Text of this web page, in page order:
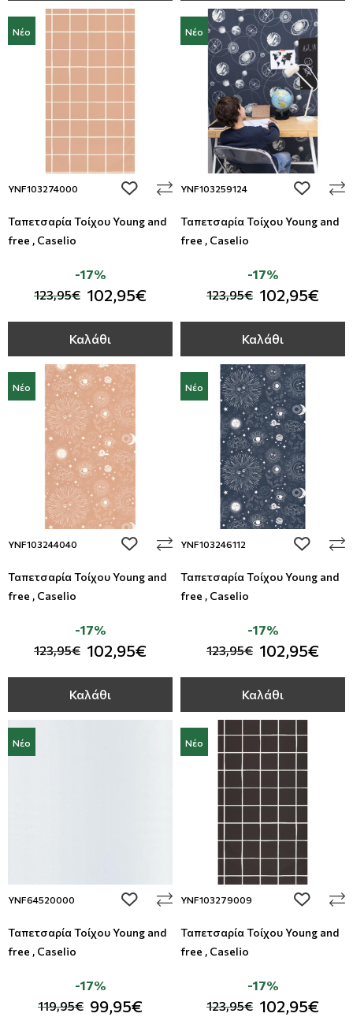
Νέο
YNF103274000 add to wishlist
Ταπετσαρία Τοίχου Young and
free , Caselio
123,95€ 102,95€
-17%
Καλάθι
Νέο
YNF103259124 add to
Ταπετσαρία Τοίχου Young and
free , Caselio
123,95€ 102,95€
-17%
Καλάθι
Νέο
YNF103244040 add to wishlist
Ταπετσαρία Τοίχου Young and
free , Caselio
123,95€ 102,95€
-17%
Καλάθι
Νέο
YNF103246112 add to
Ταπετσαρία Τοίχου Young and
free , Caselio
123,95€ 102,95€
-17%
Καλάθι
Νέο
YNF64520000 add to wishlist
Ταπετσαρία Τοίχου Young and
free , Caselio
119,95€ 99,95€
-17%
Νέο
YNF103279009 add to
Ταπετσαρία Τοίχου Young and
free , Caselio
123,95€ 102,95€
-17%